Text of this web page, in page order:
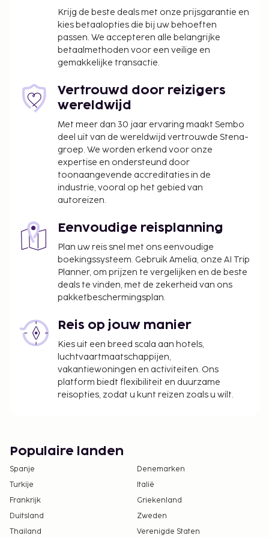
evenementfaciliteiten in dit hotel. Gasten kunnen
tegen betaling gebruikmaken van vervoer vanaf
het treinstation en ter plaatse heb je gratis
parkeerplaatsen. Ontspan met massages,
lichaamsbehandelingen en gezichtsbehandelingen
wanneer je de volledig uitgeruste spa bezoekt. Duik
in één van de 3 buitenzwembaden of 2
bubbelbaden nadat je een rondje golf hebt
gespeeld. Enkele voorzieningen van dit hotel zijn
gratis wifi, conciërgeservices en huwelijksservices.
Dankzij de gratis lokale shuttle wordt de reis naar
nabije bezienswaardigheden een fluitje van een
cent. Geniet van Italiaanse gerechten bij Leonardo
da Vinci, een van de 2 restaurants van dit hotel, of
(beperkte tijden). Sluit je dag af met een drankje in
een bar/lounge of een poolbar. Deze
accommodatie heeft zijn officiële
sterrenclassificatie gekregen van the local rating
De volgende kosten dienen bij de accommodatie te
worden betaald. De kosten kunnen inclusief
toepasselijke belastingen zijn:
Toeslag voor galadiner op kerstavond (24
december) per volwassene: EUR 80
Kindertarief voor galadiner op kerstavond (24
december): EUR 40 (voor kinderen tot 9 jaar
Kindertarief voor galadiner op eerste kerstdag
(25 december): EUR 40 (voor kinderen tot 9 jaar
oud)
Toeslag voor het Nieuwjaarsdag-galadiner (1
januari) per volwassene: EUR 100
Kindertarief voor Nieuwjaarsdag-galadiner (1
Krijg de beste deals met onze prijsgarantie en
kies betaalopties die bij uw behoeften
passen. We accepteren alle belangrijke
betaalmethoden voor een veilige en
gemakkelijke transactie.
Vertrouwd door reizigers
wereldwijd
Met meer dan 30 jaar ervaring maakt Sembo
deel uit van de wereldwijd vertrouwde Stena-
groep. We worden erkend voor onze
expertise en ondersteund door
toonaangevende accreditaties in de
industrie, vooral op het gebied van
autoreizen.
Eenvoudige reisplanning
Plan uw reis snel met ons eenvoudige
boekingssysteem. Gebruik Amelia, onze AI Trip
Planner, om prijzen te vergelijken en de beste
deals te vinden, met de zekerheid van ons
pakketbeschermingsplan.
Reis op jouw manier
Kies uit een breed scala aan hotels,
luchtvaartmaatschappijen,
vakantiewoningen en activiteiten. Ons
platform biedt flexibiliteit en duurzame
reisopties, zodat u kunt reizen zoals u wilt.
Populaire landen
Spanje
Denemarken
Turkije
Italië
Frankrijk
Griekenland
Duitsland
Zweden
Thailand
Verenigde Staten